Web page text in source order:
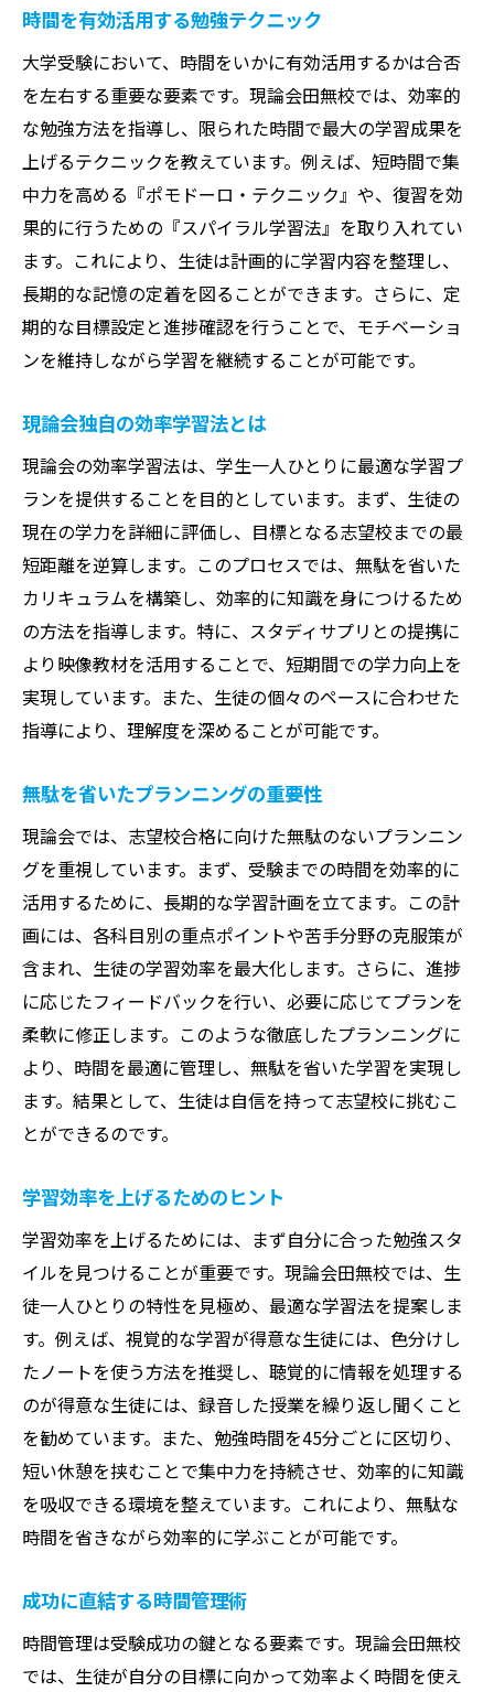
時間を有効活用する勉強テクニック
大学受験において、時間をいかに有効活用するかは合否
を左右する重要な要素です。現論会田無校では、効率的
な勉強方法を指導し、限られた時間で最大の学習成果を
上げるテクニックを教えています。例えば、短時間で集
中力を高める『ポモドーロ・テクニック』や、復習を効
果的に行うための『スパイラル学習法』を取り入れてい
ます。これにより、生徒は計画的に学習内容を整理し、
長期的な記憶の定着を図ることができます。さらに、定
期的な目標設定と進捗確認を行うことで、モチベーショ
ンを維持しながら学習を継続することが可能です。
現論会独自の効率学習法とは
現論会の効率学習法は、学生一人ひとりに最適な学習プ
ランを提供することを目的としています。まず、生徒の
現在の学力を詳細に評価し、目標となる志望校までの最
短距離を逆算します。このプロセスでは、無駄を省いた
カリキュラムを構築し、効率的に知識を身につけるため
の方法を指導します。特に、スタディサプリとの提携に
より映像教材を活用することで、短期間での学力向上を
実現しています。また、生徒の個々のペースに合わせた
指導により、理解度を深めることが可能です。
無駄を省いたプランニングの重要性
現論会では、志望校合格に向けた無駄のないプランニン
グを重視しています。まず、受験までの時間を効率的に
活用するために、長期的な学習計画を立てます。この計
画には、各科目別の重点ポイントや苦手分野の克服策が
含まれ、生徒の学習効率を最大化します。さらに、進捗
に応じたフィードバックを行い、必要に応じてプランを
柔軟に修正します。このような徹底したプランニングに
より、時間を最適に管理し、無駄を省いた学習を実現し
ます。結果として、生徒は自信を持って志望校に挑むこ
とができるのです。
学習効率を上げるためのヒント
学習効率を上げるためには、まず自分に合った勉強スタ
イルを見つけることが重要です。現論会田無校では、生
徒一人ひとりの特性を見極め、最適な学習法を提案しま
す。例えば、視覚的な学習が得意な生徒には、色分けし
たノートを使う方法を推奨し、聴覚的に情報を処理する
のが得意な生徒には、録音した授業を繰り返し聞くこと
を勧めています。また、勉強時間を45分ごとに区切り、
短い休憩を挟むことで集中力を持続させ、効率的に知識
を吸収できる環境を整えています。これにより、無駄な
時間を省きながら効率的に学ぶことが可能です。
成功に直結する時間管理術
時間管理は受験成功の鍵となる要素です。現論会田無校
では、生徒が自分の目標に向かって効率よく時間を使え